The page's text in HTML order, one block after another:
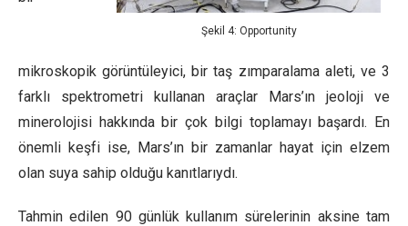
Şekil 4: Opportunity
mikroskopik görüntüleyici, bir taş zımparalama aleti, ve 3
farklı spektrometri kullanan araçlar Mars’ın jeoloji ve
minerolojisi hakkında bir çok bilgi toplamayı başardı. En
önemli keşfi ise, Mars’ın bir zamanlar hayat için elzem
olan suya sahip olduğu kanıtlarıydı.
Tahmin edilen 90 günlük kullanım sürelerinin aksine tam